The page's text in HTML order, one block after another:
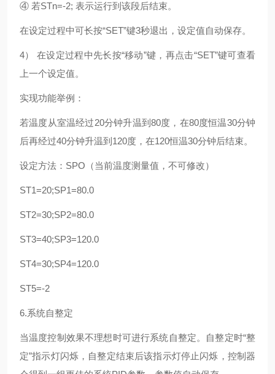
④ 若STn=-2; 表示运行到该段后结束。
在设定过程中可长按“SET”键3秒退出，设定值自动保存。
4） 在设定过程中先长按“移动”键，再点击“SET”键可查看
上一个设定值。
实现功能举例：
若温度从室温经过20分钟升温到80度，在80度恒温30分钟
后再经过40分钟升温到120度，在120恒温30分钟后结束。
设定方法：SPO（当前温度测量值，不可修改）
ST1=20;SP1=80.0
ST2=30;SP2=80.0
ST3=40;SP3=120.0
ST4=30;SP4=120.0
ST5=-2
6.系统自整定
当温度控制效果不理想时可进行系统自整定。自整定时“整
定”指示灯闪烁，自整定结束后该指示灯停止闪烁，控制器